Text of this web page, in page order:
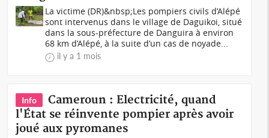
La victime (DR)&nbsp;Les pompiers civils d’Alépé
sont intervenus dans le village de Daguikoi, situé
dans la sous-préfecture de Danguira à environ
68 km d’Alépé, à la suite d’un cas de noyade...
il y a 1 mois
Info
Cameroun : Electricité, quand
l'État se réinvente pompier après avoir
joué aux pyromanes